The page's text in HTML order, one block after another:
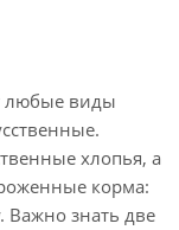
любые виды
хлопья, а
корма:
Важно знать две